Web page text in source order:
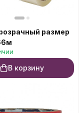
размер
В корзину